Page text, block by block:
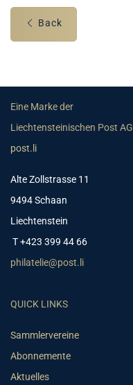
Back
Eine Marke der
Liechtensteinischen Post AG
post.li
Alte Zollstrasse 11
9494 Schaan
Liechtenstein
T +423 399 44 66
philatelie@post.li
QUICK LINKS
Sammlervereine
Abonnemente
Aktuelles